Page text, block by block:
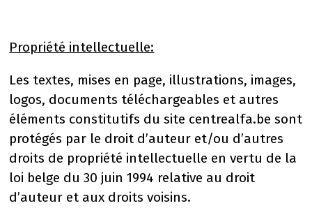
Propriété intellectuelle:
Les textes, mises en page, illustrations, images,
logos, documents téléchargeables et autres
éléments constitutifs du site centrealfa.be sont
protégés par le droit d’auteur et/ou d’autres
droits de propriété intellectuelle en vertu de la
loi belge du 30 juin 1994 relative au droit
d’auteur et aux droits voisins.